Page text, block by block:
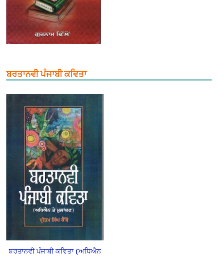
ਬਰਤਾਨਵੀ ਪੰਜਾਬੀ ਕਵਿਤਾ
ਬਰਤਾਨਵੀ ਪੰਜਾਬੀ ਕਵਿਤਾ (ਅਧਿਐਨ